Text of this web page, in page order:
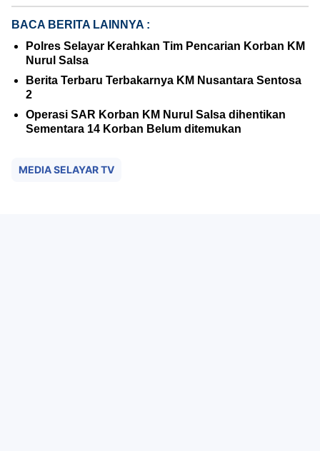
BACA BERITA LAINNYA :
Polres Selayar Kerahkan Tim Pencarian Korban KM
Nurul Salsa
Berita Terbaru Terbakarnya KM Nusantara Sentosa
2
Operasi SAR Korban KM Nurul Salsa dihentikan
Sementara 14 Korban Belum ditemukan
MEDIA SELAYAR TV